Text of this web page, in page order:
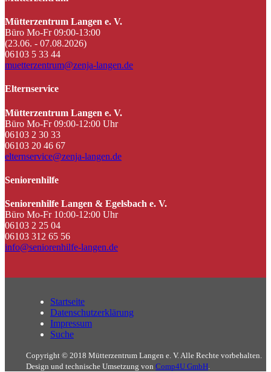
Mütterzentrum Langen e. V.
Büro Mo-Fr 09:00-13:00
(23.06. - 07.08.2026)
06103 5 33 44
muetterzentrum@zenja-langen.de
Elternservice
Mütterzentrum Langen e. V.
Büro Mo-Fr 09:00-12:00 Uhr
06103 2 30 33
06103 20 46 67
elternservice@zenja-langen.de
Seniorenhilfe
Seniorenhilfe Langen & Egelsbach e. V.
Büro Mo-Fr 10:00-12:00 Uhr
06103 2 25 04
06103 312 65 56
info@seniorenhilfe-langen.de
Startseite
Datenschutzerklärung
Impressum
Suche
Copyright © 2018 Mütterzentrum Langen e. V. Alle Rechte vorbehalten.
Design und technische Umsetzung von Comp4U GmbH.